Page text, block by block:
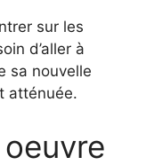
sur les
d’aller à
sa nouvelle
atténuée.